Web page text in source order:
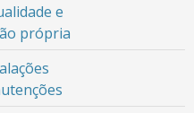
e
própria